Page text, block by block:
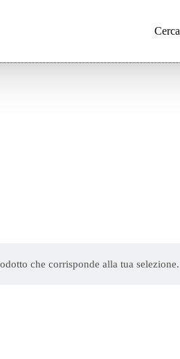
Cerca
che corrisponde alla tua selezione.